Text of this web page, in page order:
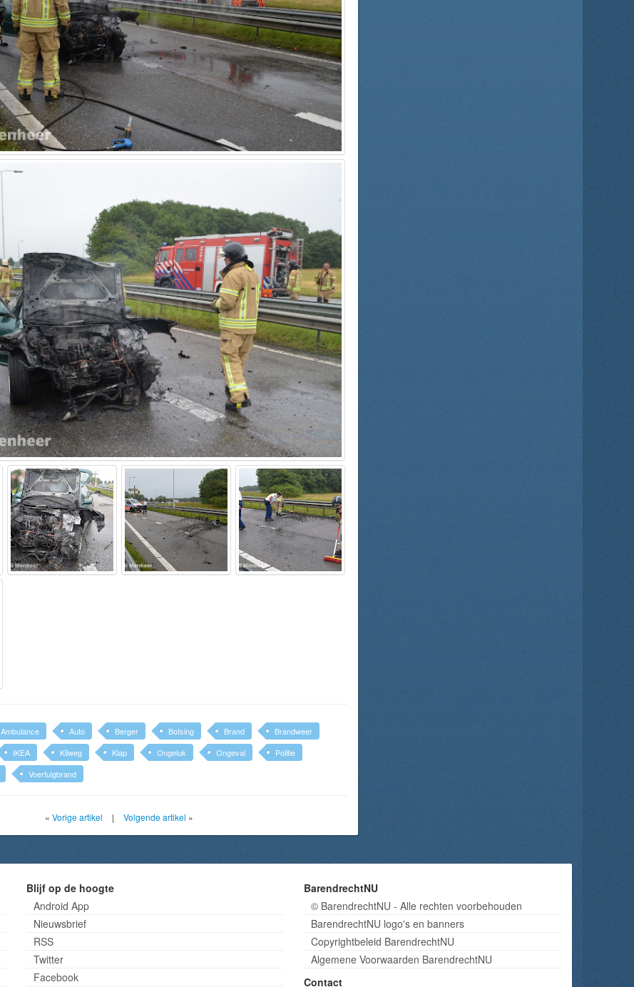
Ambulance Auto Berger Botsing Brand
Brandweer
IKEA Kilweg Klap Ongeluk Ongeval
Politie
Voertuigbrand
« Vorige artikel | Volgende artikel »
Blijf op de hoogte
Android App
Nieuwsbrief
RSS
Twitter
Facebook
BarendrechtNU
© BarendrechtNU - Alle rechten voorbehouden
BarendrechtNU logo's en banners
Copyrightbeleid BarendrechtNU
Algemene Voorwaarden BarendrechtNU
Contact